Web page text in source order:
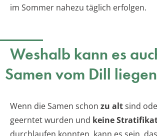
im Sommer nahezu täglich erfolgen.
Weshalb kann es
Samen vom Dill
Wenn die Samen schon zu altsind
geerntet wurden und keine